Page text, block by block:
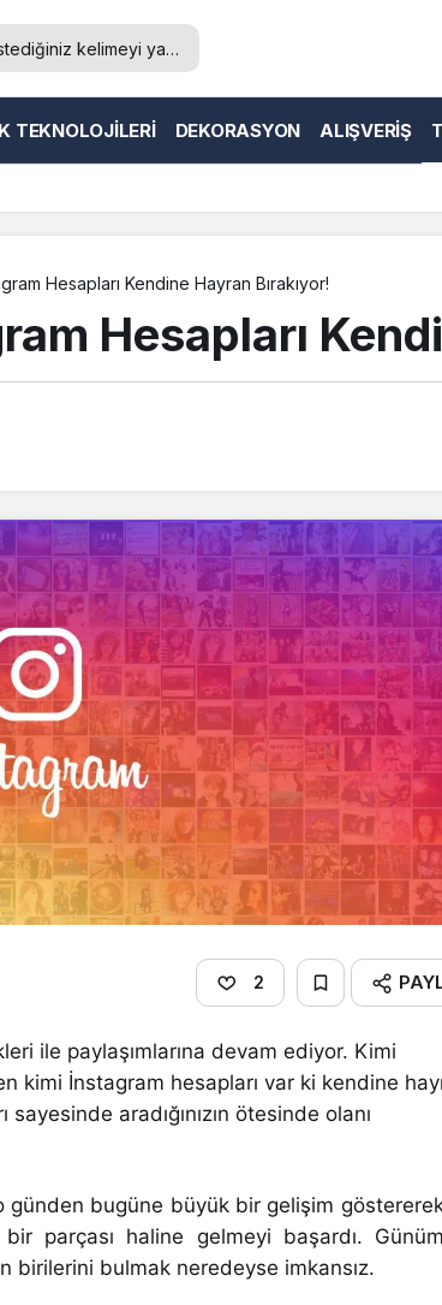
TEKNOLOJILERI DEKORASYON ALIŞVERIŞ
İnstagram Hesapları Kendine Hayran Bırakıyor!
Hesapları
2
ile paylaşımlarına devam ediyor. Kimi
kimi İnstagram hesapları var ki kendine
aradığınızın ötesinde olanı
günden bugüne büyük bir gelişim göstererek
bir parçası haline gelmeyi başardı.
birilerini bulmak neredeyse imkansız.